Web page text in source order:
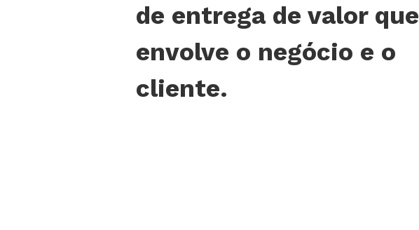
de entrega de valor que
envolve o negócio e o
cliente.